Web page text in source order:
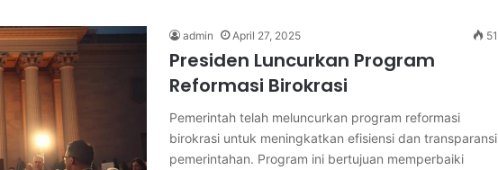
admin April 27, 2025 51
Presiden Luncurkan Program
Reformasi Birokrasi
Pemerintah telah meluncurkan program reformasi
birokrasi untuk meningkatkan efisiensi dan transparansi
pemerintahan. Program ini bertujuan memperbaiki